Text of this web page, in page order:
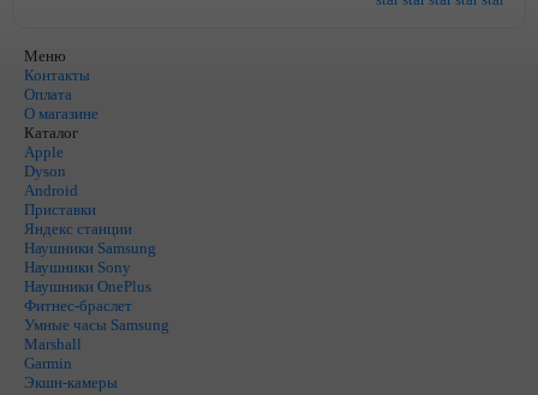
Меню
Контакты
Оплата
О магазине
Каталог
Apple
Dyson
Android
Приставки
Яндекс станции
Наушники Samsung
Наушники Sony
Наушники OnePlus
Фитнес-браслет
Умные часы Samsung
Marshall
Garmin
Экшн-камеры